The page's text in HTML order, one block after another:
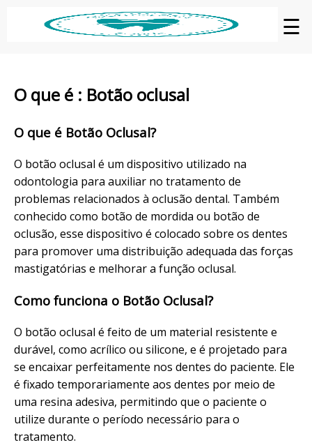
☰
O que é : Botão oclusal
O que é Botão Oclusal?
O botão oclusal é um dispositivo utilizado na
odontologia para auxiliar no tratamento de
problemas relacionados à oclusão dental. Também
conhecido como botão de mordida ou botão de
oclusão, esse dispositivo é colocado sobre os dentes
para promover uma distribuição adequada das forças
mastigatórias e melhorar a função oclusal.
Como funciona o Botão Oclusal?
O botão oclusal é feito de um material resistente e
durável, como acrílico ou silicone, e é projetado para
se encaixar perfeitamente nos dentes do paciente. Ele
é fixado temporariamente aos dentes por meio de
uma resina adesiva, permitindo que o paciente o
utilize durante o período necessário para o
tratamento.